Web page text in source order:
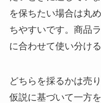
を保ちたい場合は丸
ちやすいです。商品
に合わせて使い分け
どちらを採るかは売
仮説に基づいて一方